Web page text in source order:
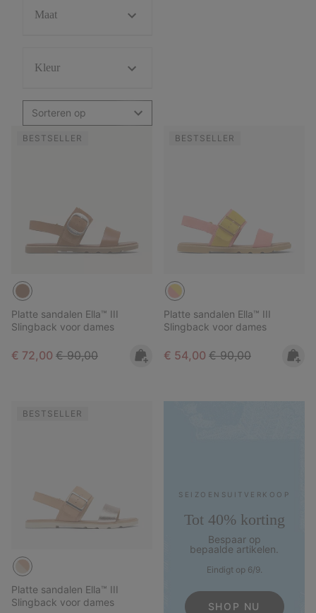
Maat
Kleur
Sorteren op
BESTSELLER
Platte sandalen Ella™ III
Slingback voor dames
Sale price:
€ 72,00 Regular price:
€ 90,00
BESTSELLER
Platte sandalen Ella™ III
Slingback voor dames
Sale price:
€ 54,00 Regular price:
€ 90,00
BESTSELLER
Platte sandalen Ella™ III
Slingback voor dames
SEIZOENS­UITVERKOOP
Tot 40% korting
Bespaar op
bepaalde artikelen.
Eindigt op 6/9.
SHOP NU